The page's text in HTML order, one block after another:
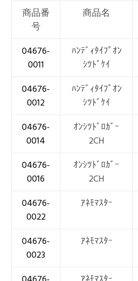
商品番
号
商品名
04676-
0011
ﾊﾝﾃﾞｨﾀｲﾌﾟｵﾝ
ｼﾂﾄﾞｹｲ
04676-
0012
ﾊﾝﾃﾞｨﾀｲﾌﾟｵﾝ
ｼﾂﾄﾞｹｲ
04676-
0014
ｵﾝｼﾂﾄﾞﾛｶﾞｰ
2CH
04676-
0016
ｵﾝｼﾂﾄﾞﾛｶﾞｰ
2CH
04676-
0022
ｱﾈﾓﾏｽﾀｰ
04676-
0023
ｱﾈﾓﾏｽﾀｰ